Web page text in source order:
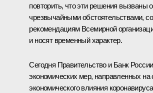
повторить, что эти решения вызваны
чрезвычайными обстоятельствами,
рекомендациям Всемирной
и носят временный характер.
Сегодня Правительство и Банк
экономических мер, направленных на
экономического влияния